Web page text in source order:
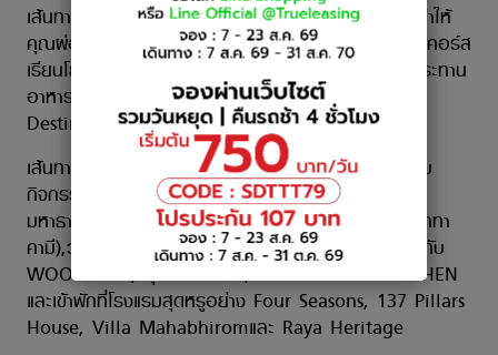
เส้นทางแรก จังหวัดพระนครศรีอยุธยากับกิจกรรมที่จะทำให้
คุณผ่อนคลายจากความเหนื่อยล้าจากการทำงานไปกับเข้าคอร์ส
เรียนโยคะทำสปาหรือแช่บ่อน้ำพุร้อนออนเซ็นพร้อมรับประทาน
อาหารกับเมนูเพื่อสุขภาพ ที่โรงแรม Thann Wellness
Destination
เส้นทางที่สอง จังหวัดเชียงใหม่ ซึ่งทุกท่านได้ประทับใจกับ
กิจกรรมและสถานที่ท่องเที่ยวมากมายที่รออยู่ อาทิ พระ
มหาธาตุนภเมทนีดล-นภพลภูมิสิร, ผาช่อ, วัดผาลาด (สกทา
คามี),วัดอุโมงค์, Maiiam Gallery อิ่มอร่อยสุดฟินไปกับ
WOO CAF? , หุบเขาคนโฉด ,GINGER FARM KITCHEN
และเข้าพักที่โรงแรมสุดหรูอย่าง Four Seasons, 137 Pillars
House, Villa Mahabhiromและ Raya Heritage